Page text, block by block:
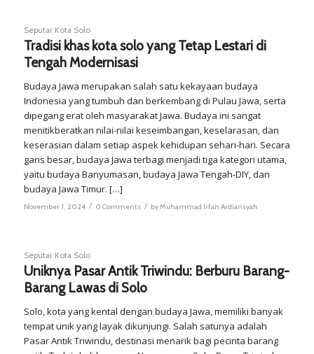
Seputar Kota Solo
Tradisi khas kota solo yang Tetap Lestari di
Tengah Modernisasi
Budaya Jawa merupakan salah satu kekayaan budaya
Indonesia yang tumbuh dan berkembang di Pulau Jawa, serta
dipegang erat oleh masyarakat Jawa. Budaya ini sangat
menitikberatkan nilai-nilai keseimbangan, keselarasan, dan
keserasian dalam setiap aspek kehidupan sehari-hari. Secara
garis besar, budaya Jawa terbagi menjadi tiga kategori utama,
yaitu budaya Banyumasan, budaya Jawa Tengah-DIY, dan
budaya Jawa Timur. […]
November 1, 2024 / 0 Comments / byMuhammad Irfan Ardiansyah
Seputar Kota Solo
Uniknya Pasar Antik Triwindu: Berburu Barang-
Barang Lawas di Solo
Solo, kota yang kental dengan budaya Jawa, memiliki banyak
tempat unik yang layak dikunjungi. Salah satunya adalah
Pasar Antik Triwindu, destinasi menarik bagi pecinta barang